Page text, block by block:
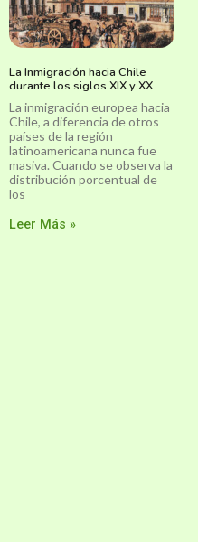
La Inmigración hacia Chile
durante los siglos XIX y XX
La inmigración europea hacia
Chile, a diferencia de otros
países de la región
latinoamericana nunca fue
masiva. Cuando se observa la
distribución porcentual de
los
Leer Más »